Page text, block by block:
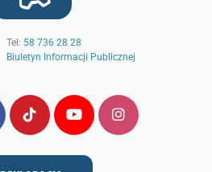
Tel: 58 736 28 28
Biuletyn Informacji Publicznej